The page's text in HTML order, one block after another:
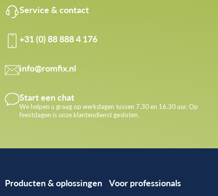
Service & contact
+31 (0) 88 888 4 176
info@romfix.nl
Start een chat
We helpen u graag op werkdagen tussen 7.30 en 16.30 uur. Op
feestdagen is onze klantendienst gesloten.
Producten & oplossingen Voor professionals